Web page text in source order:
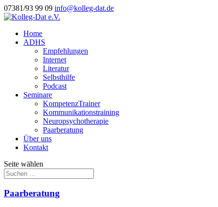
07381/93 99 09 info@kolleg-dat.de
Home
ADHS
Empfehlungen
Internet
Literatur
Selbsthilfe
Podcast
Seminare
KompetenzTrainer
Kommunikationstraining
Neuropsychotherapie
Paarberatung
Über uns
Kontakt
Seite wählen
Paarberatung